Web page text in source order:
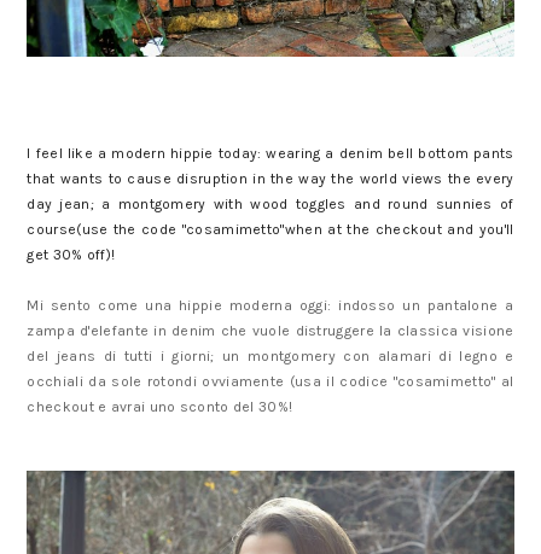
I feel like a modern hippie today: wearing a denim bell bottom pants
that wants to cause disruption in the way the world views the every
day jean; a montgomery with wood toggles and round sunnies of
course(use the code "cosamimetto"when at the checkout and you'll
get 30% off)!
Mi sento come una hippie moderna oggi: indosso un pantalone a
zampa d'elefante in denim che vuole distruggere la classica visione
del jeans di tutti i giorni; un montgomery con alamari di legno e
occhiali da sole rotondi ovviamente (usa il codice "cosamimetto" al
checkout e avrai uno sconto del 30%!